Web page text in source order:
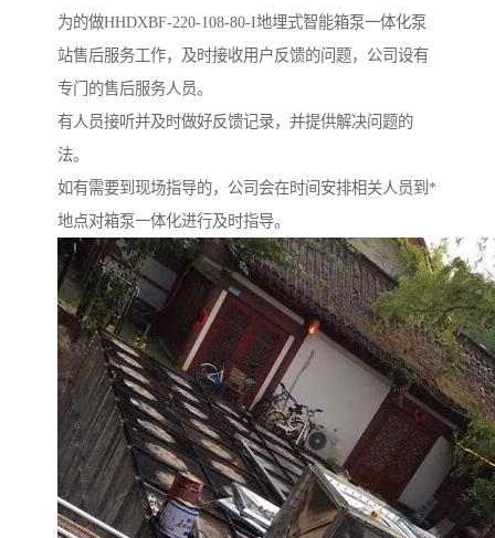
为的做HHDXBF-220-108-80-I地埋式智能箱泵一体化泵
站售后服务工作，及时接收用户反馈的问题，公司设有
专门的售后服务人员。
有人员接听并及时做好反馈记录，并提供解决问题的
法。
如有需要到现场指导的，公司会在时间安排相关人员到*
地点对箱泵一体化进行及时指导。